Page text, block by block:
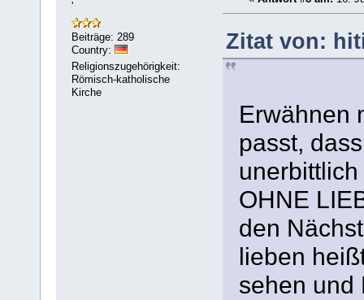
'
Beiträge: 289
Country:
Religionszugehörigkeit:
Römisch-katholische
Kirche
Zitat von:
Erwähnen
passt,
OHNE
den
lieben
sehen und